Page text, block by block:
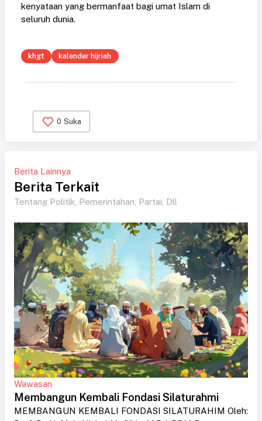
kenyataan yang bermanfaat bagi umat Islam di
seluruh dunia.
khgt kalender hijriah
0 Suka
Berita Lainnya
Berita Terkait
Tentang Politik, Pemerintahan, Partai, Dll
Wawasan
Membangun Kembali Fondasi Silaturahmi
MEMBANGUN KEMBALI FONDASI SILATURAHIM Oleh: